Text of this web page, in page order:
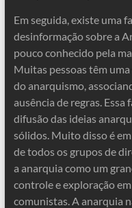
Em seguida, existe uma
desinformação sobre a
pouco conhecido pela
Muitas pessoas têm
do anarquismo,
ausência de regras.
difusão das ideias
sólidos. Muito disso é
de todos os grupos de
a anarquia como um
controle e exploração
comunistas. A anarquia